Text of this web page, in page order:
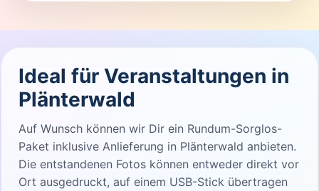
Ideal für Veranstaltungen in
Plänterwald
Auf Wunsch können wir Dir ein Rundum-Sorglos-
Paket inklusive Anlieferung in Plänterwald anbieten.
Die entstandenen Fotos können entweder direkt vor
Ort ausgedruckt, auf einem USB-Stick übertragen